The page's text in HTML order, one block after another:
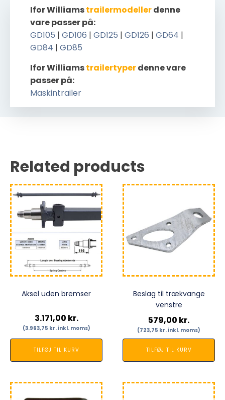
Ifor Williamstrailertyperdenne vare
passer på:
Maskintrailer
Ifor Williamstrailermodellerdenne
vare passer på:
GD105 | GD106 | GD125 | GD126 | GD64 |
GD84 | GD85
Related products
Aksel uden bremser
3.171,00 kr.
(3.963,75 kr.inkl. moms)
TILFØJ TIL KURV
Beslag til trækvange
venstre
579,00 kr.
(723,75 kr. inkl. moms)
TILFØJ TIL KURV